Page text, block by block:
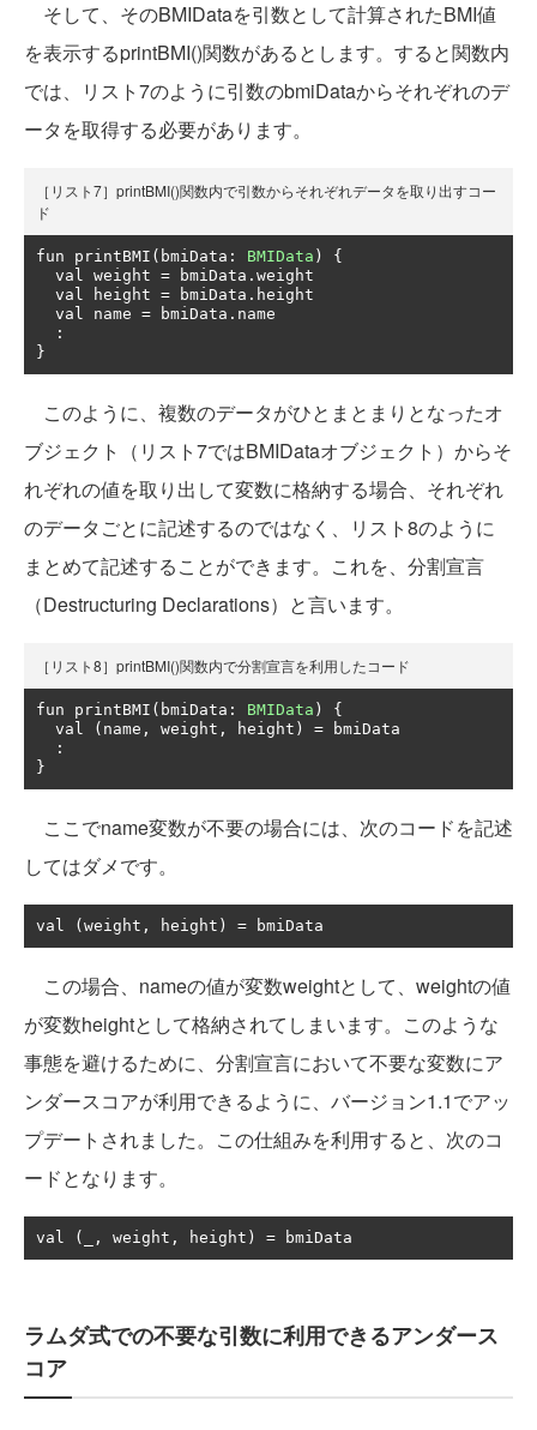
そして、そのBMIDataを引数として計算されたBMI値
を表示するprintBMI()関数があるとします。すると関数内
では、リスト7のように引数のbmiDataからそれぞれのデ
ータを取得する必要があります。
［リスト7］printBMI()関数内で引数からそれぞれデータを取り出すコー
ド
fun printBMI ( bmiData : BMIData )
{
  val weight
= bmiData . weight
  val height
= bmiData . height
  val name
= bmiData . name
:
}
このように、複数のデータがひとまとまりとなったオ
ブジェクト（リスト7ではBMIDataオブジェクト）からそ
れぞれの値を取り出して変数に格納する場合、それぞれ
のデータごとに記述するのではなく、リスト8のように
まとめて記述することができます。これを、分割宣言
（Destructuring Declarations）と言います。
［リスト8］printBMI()関数内で分割宣言を利用したコード
fun printBMI ( bmiData : BMIData )
{
  val
( name , weight , height ) = bmiData
:
}
ここでname変数が不要の場合には、次のコードを記述
してはダメです。
val ( weight , height ) = bmiData
この場合、nameの値が変数weightとして、weightの値
が変数heightとして格納されてしまいます。このような
事態を避けるために、分割宣言において不要な変数にア
ンダースコアが利用できるように、バージョン1.1でアッ
プデートされました。この仕組みを利用すると、次のコ
ードとなります。
val ( , weight , height ) = bmiData
ラムダ式での不要な引数に利用できるアンダース
コア